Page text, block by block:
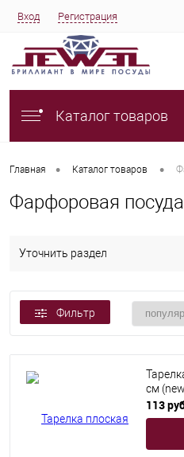
Вход Регистрация
Каталог товаров
Главная • Каталог товаров •
Фарфоровая посуда
Уточнить раздел
Фильтр
см
113